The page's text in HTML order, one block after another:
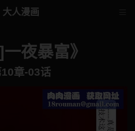
大人漫画
一夜暴富》
章-03话